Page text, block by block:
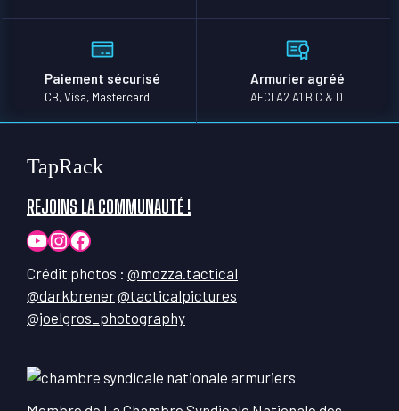
Paiement sécurisé
CB, Visa, Mastercard
Armurier agréé
AFCI A2 A1 B C & D
TapRack
REJOINS LA COMMUNAUTÉ !
YouTube
Instagram
Facebook
Crédit photos : @mozza.tactical
@darkbrener@tacticalpictures
@joelgros_photography